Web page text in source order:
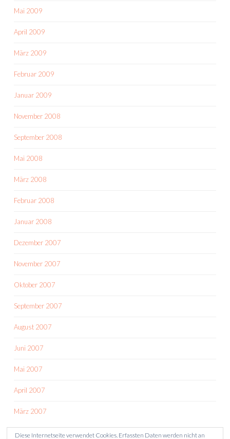
Mai 2009
April 2009
März 2009
Februar 2009
Januar 2009
November 2008
September 2008
Mai 2008
März 2008
Februar 2008
Januar 2008
Dezember 2007
November 2007
Oktober 2007
September 2007
August 2007
Juni 2007
Mai 2007
April 2007
März 2007
Diese Internetseite verwendet Cookies. Erfassten Daten werden nicht an